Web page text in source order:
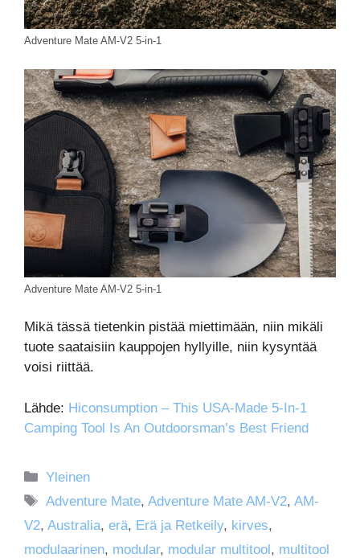
Adventure Mate AM-V2 5-in-1
Adventure Mate AM-V2 5-in-1
Mikä tässä tietenkin pistää miettimään, niin mikäli
tuote saataisiin kauppojen hyllyille, niin kysyntää
voisi riittää.
Lähde: Hiconsumption – This USA-Made 5-In-1
Camping Tool Is An Outdoorsman’s Best Friend
Kategoriat
Yleinen
Avainsanat
Adventure Mate,Adventure Mate AM-V2,AM-
V2, Australia, erä, Erä ja Retkeily, kirves,
modulaarinen, modular, modular multitool, multitool